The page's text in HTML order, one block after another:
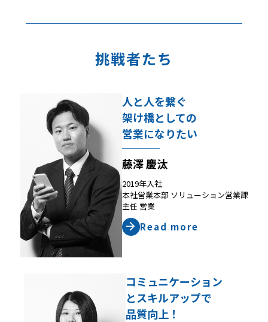
挑戦者たち
人と人を繋ぐ
架け橋としての
営業になりたい
藤澤 慶汰
2019年入社
本社営業本部 ソリューション営業課
主任 営業
Read more
コミュニケーション
とスキルアップで
品質向上！